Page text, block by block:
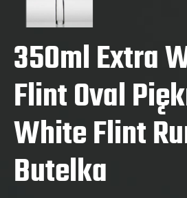
350ml Extra
Flint Oval
White Flint
Butelka